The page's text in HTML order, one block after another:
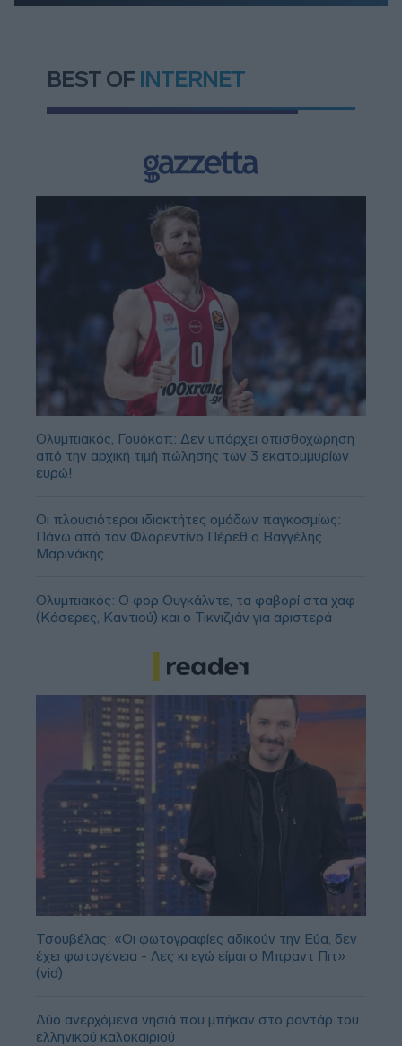
BEST OF INTERNET
Ολυμπιακός, Γουόκαπ: Δεν υπάρχει οπισθοχώρηση
από την αρχική τιμή πώλησης των 3 εκατομμυρίων
ευρώ!
Οι πλουσιότεροι ιδιοκτήτες ομάδων παγκοσμίως:
Πάνω από τον Φλορεντίνο Πέρεθ ο Βαγγέλης
Μαρινάκης
Ολυμπιακός: Ο φορ Ουγκάλντε, τα φαβορί στα χαφ
(Κάσερες, Καντιού) και ο Τικνιζιάν για αριστερά
Τσουβέλας: «Οι φωτογραφίες αδικούν την Εύα, δεν
έχει φωτογένεια - Λες κι εγώ είμαι ο Μπραντ Πιτ»
(vid)
Δύο ανερχόμενα νησιά που μπήκαν στο ραντάρ του
ελληνικού καλοκαιριού